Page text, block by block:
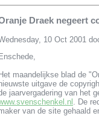
Draek negeert
10 Oct 2001
maandelijkse blad de
uitgave de
jaarvergadering van het
. De
van de site gehaald